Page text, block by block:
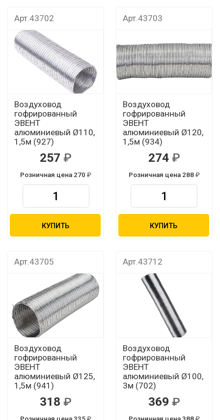
Арт.43702
Воздуховод
гофрированный
ЭВЕНТ
алюминиевый Ø110,
1,5м (927)
257
Розничная цена 270
КУПИТЬ
Арт.43703
Воздуховод
гофрированный
ЭВЕНТ
алюминиевый Ø120,
1,5м (934)
274
Розничная цена 288
КУПИТЬ
Арт.43705
Воздуховод
гофрированный
ЭВЕНТ
алюминиевый Ø125,
1,5м (941)
318
Арт.43712
Воздуховод
гофрированный
ЭВЕНТ
алюминиевый Ø100,
3м (702)
369